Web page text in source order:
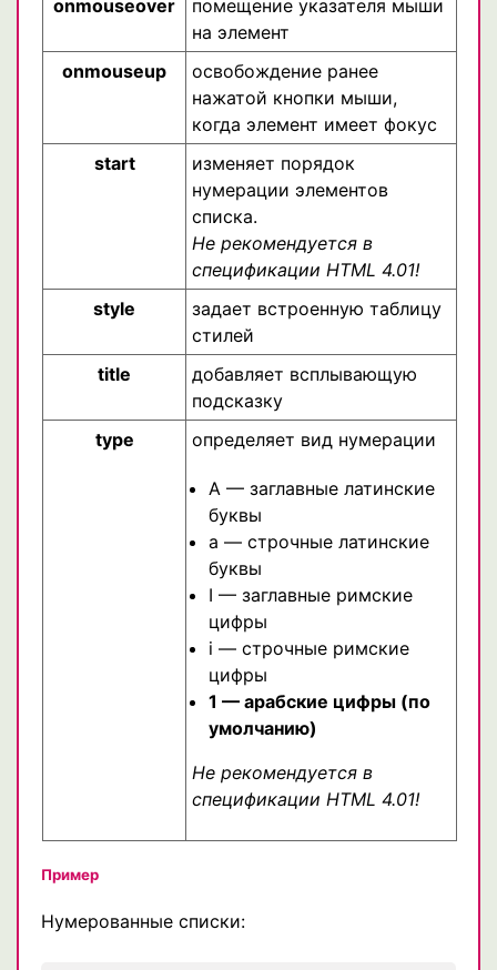
onmouseover
помещение указателя мыши
на элемент
onmouseup
освобождение ранее
нажатой кнопки мыши,
когда элемент имеет фокус
start
изменяет порядок
нумерации элементов
списка.
Не рекомендуется в
спецификации HTML 4.01!
style
задает встроенную таблицу
стилей
title
добавляет всплывающую
подсказку
type
определяет вид нумерации
A — заглавные латинские
буквы
a — строчные латинские
буквы
I — заглавные римские
цифры
i — строчные римские
цифры
1 — арабские цифры (по
умолчанию)
Не рекомендуется в
спецификации HTML 4.01!
Пример
Нумерованные списки: